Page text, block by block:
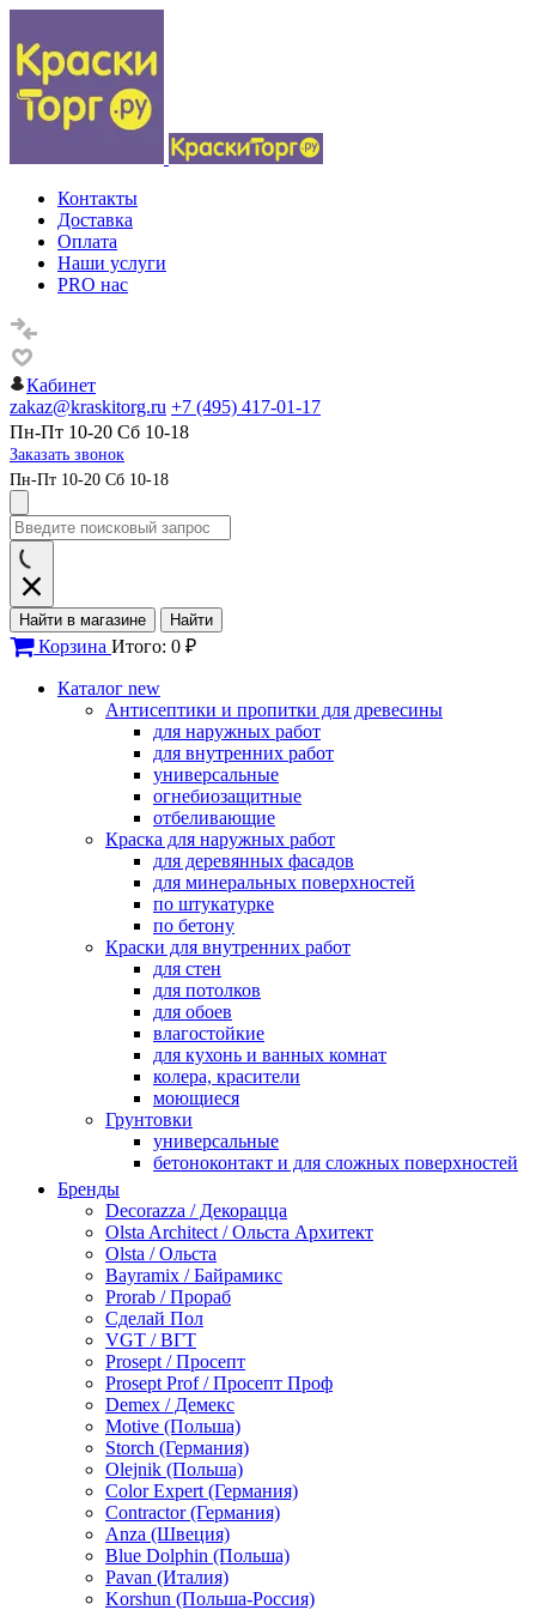
Контакты
Доставка
Оплата
Наши услуги
PRO нас
Кабинет
zakaz@kraskitorg.ru +7 (495) 417-01-17
Пн-Пт 10-20 Сб 10-18
Заказать звонок
Пн-Пт 10-20 Сб 10-18
Найти в магазине Найти
Корзина Итого: 0 ₽
Каталог new
Антисептики и пропитки для древесины
для наружных работ
для внутренних работ
универсальные
огнебиозащитные
отбеливающие
Краска для наружных работ
для деревянных фасадов
для минеральных поверхностей
по штукатурке
по бетону
Краски для внутренних работ
для стен
для потолков
для обоев
влагостойкие
для кухонь и ванных комнат
колера, красители
моющиеся
Грунтовки
универсальные
бетоноконтакт и для сложных поверхностей
по металлу
антикорозийные
под декоративные штукатурки
для гипсокартона
под штукатурку
Герметик
акриловые
силиконовые универсальные, нейтральные
силиконовые санитарные (антигрибковые)
шовные для срубов
для кровли
для каминов
полиуретановые
Декоративные штукатурки и краски
краски для декора, патина
мокрый шелк
венецианские (эффект мрамора)
песок (эффект песчаных вихрей)
декоративная шпаклевка
Бренды
Decorazza / Декорацца
Olsta Architect / Ольста Архитект
Olsta / Ольста
Bayramix / Байрамикс
Prorab / Прораб
Сделай Пол
VGT / ВГТ
Prosept / Просепт
Prosept Prof / Просепт Проф
Demex / Демекс
Motive (Польша)
Storch (Германия)
Olejnik (Польша)
Color Expert (Германия)
Contractor (Германия)
Anza (Швеция)
Blue Dolphin (Польша)
Pavan (Италия)
Korshun (Польша-Россия)